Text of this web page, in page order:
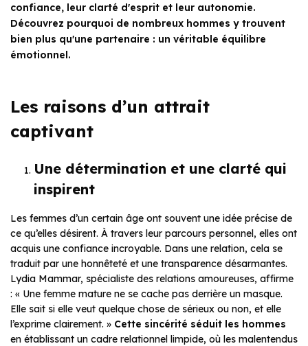
confiance, leur clarté d'esprit et leur autonomie.
Découvrez pourquoi de nombreux hommes y trouvent
bien plus qu'une partenaire : un véritable équilibre
émotionnel.
Les raisons d’un attrait
captivant
Une détermination et une clarté qui
inspirent
Les femmes d’un certain âge ont souvent une idée précise de
ce qu’elles désirent. À travers leur parcours personnel, elles ont
acquis une confiance incroyable. Dans une relation, cela se
traduit par une honnêteté et une transparence désarmantes.
Lydia Mammar, spécialiste des relations amoureuses, affirme
: « Une femme mature ne se cache pas derrière un masque.
Elle sait si elle veut quelque chose de sérieux ou non, et elle
l’exprime clairement. » Cette sincérité séduit les hommes
en établissant un cadre relationnel limpide, où les malentendus